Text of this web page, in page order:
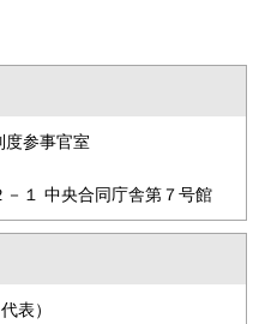
度参事官室
１ 中央合同庁舎第７号館
表）